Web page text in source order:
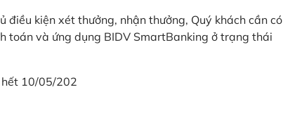
kiện xét thưởng, nhận thưởng, Quý khách cần có
toán và ứng dụng BIDV SmartBanking ở trạng thái
10/05/202